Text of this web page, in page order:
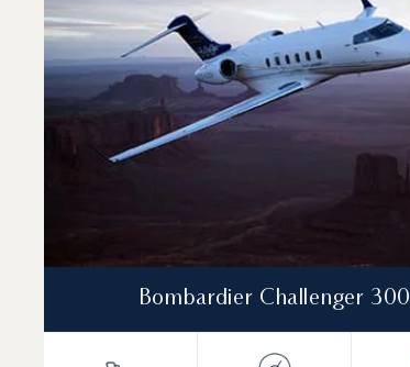
Autonomía (NM)
Bombardier Challenger 300